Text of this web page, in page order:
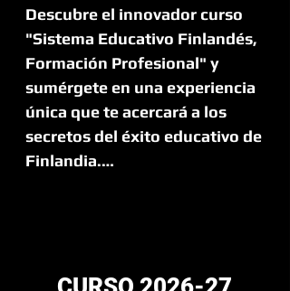
Descubre el innovador curso
"Sistema Educativo Finlandés,
Formación Profesional" y
sumérgete en una experiencia
única que te acercará a los
secretos del éxito educativo de
Finlandia.
Sumérgete en un curso teórico